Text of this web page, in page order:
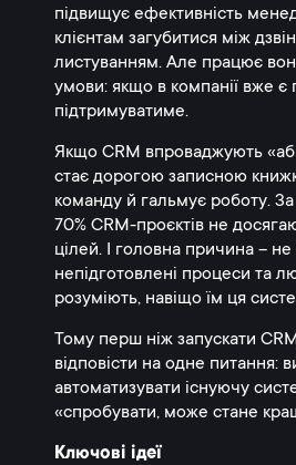
підвищує ефективність
клієнтам загубитися між
листуванням. Але працює
умови: якщо в компанії вже є
підтримуватиме.
Якщо CRM впроваджують
стає дорогою записною
команду й гальмує роботу.
70% CRM-проєктів не
цілей. І головна причина – не
непідготовлені процеси та
розуміють, навіщо їм ця
Тому перш ніж запускати
відповісти на одне питання:
автоматизувати існуючу
«спробувати, може стане
Ключові ідеї